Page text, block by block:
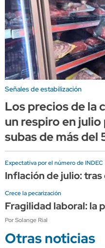
Señales de estabilización
Los precios de la
un respiro en
subas de más del
Expectativa por el número de INDEC
Inflación de julio:
Crece la pecarización
Fragilidad laboral: la
Por Solange Rial
Otras noticias